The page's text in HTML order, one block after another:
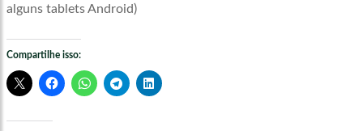
alguns tablets Android)
Compartilhe isso: